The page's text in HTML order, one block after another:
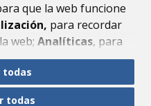
que la web funcione
para recordar
web; Analíticas, para
la web y sus servicios.
“Aceptar todas”
uso. Si pulsa el botón
todas
todas